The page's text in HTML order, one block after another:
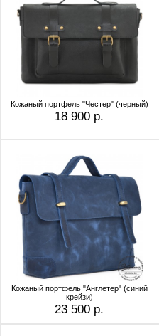
Кожаный портфель "Честер" (черный)
18 900 р.
Кожаный портфель "Англетер" (синий
крейзи)
23 500 р.